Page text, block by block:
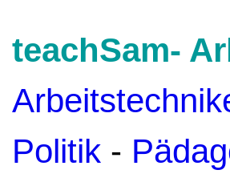
teachSam-
Politik -